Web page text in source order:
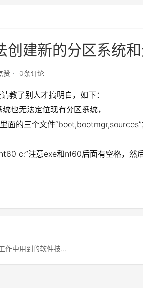
创建新的分区系统
赞 0条评论
教了别人才搞明白，如下：
也无法定位现有分区系统，
面的三个文件
c:”注意exe和nt60后面有空格，然
作中用到的软件技